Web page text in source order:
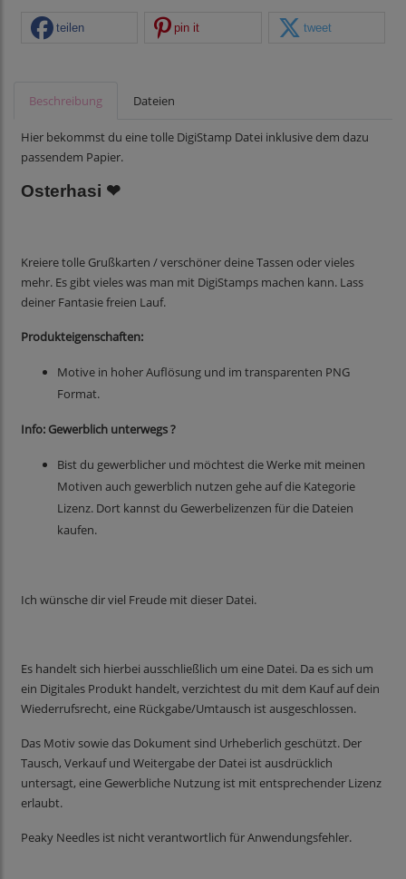
teilen pin it tweet
Beschreibung Dateien
Hier bekommst du eine tolle DigiStamp Datei inklusive dem dazu
passendem Papier.
Osterhasi ❤
Kreiere tolle Grußkarten / verschöner deine Tassen oder vieles
mehr. Es gibt vieles was man mit DigiStamps machen kann. Lass
deiner Fantasie freien Lauf.
Produkteigenschaften:
Motive in hoher Auflösung und im transparenten PNG
Format.
Info: Gewerblich unterwegs ?
Bist du gewerblicher und möchtest die Werke mit meinen
Motiven auch gewerblich nutzen gehe auf die Kategorie
Lizenz. Dort kannst du Gewerbelizenzen für die Dateien
kaufen.
Ich wünsche dir viel Freude mit dieser Datei.
Es handelt sich hierbei ausschließlich um eine Datei. Da es sich um
ein Digitales Produkt handelt, verzichtest du mit dem Kauf auf dein
Wiederrufsrecht, eine Rückgabe/Umtausch ist ausgeschlossen.
Das Motiv sowie das Dokument sind Urheberlich geschützt. Der
Tausch, Verkauf und Weitergabe der Datei ist ausdrücklich
untersagt, eine Gewerbliche Nutzung ist mit entsprechender Lizenz
erlaubt.
Peaky Needles ist nicht verantwortlich für Anwendungsfehler.